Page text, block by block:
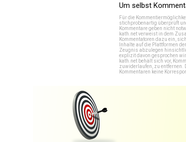
Um selbst
Für die
stichprobenartig überprüft
Kommentare geben nicht
kath.net verweist in dem
Kommentatoren dazu ein,
Inhalte auf die Plattformen
Zeugnis abzulegen
explizit davon gesprochen
kath.net behält sich vor,
zuwiderlaufen, zu entfernen.
Kommentaren keine